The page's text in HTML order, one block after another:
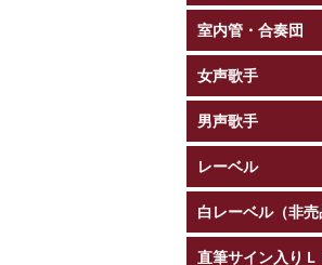
室内管・合奏団
女声歌手
男声歌手
レーベル
白レーベル（非売
直筆サイン入りＬ